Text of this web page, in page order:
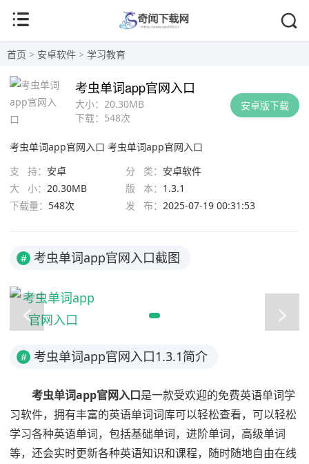
首页 > 安卓软件 > 学习教育
安卓版下载
大小： 20.30MB
下载： 548次
考虫单词app官网入口
考虫单词app官网入口 考虫单词app官网入口
支 持： 安卓 分 类： 安卓软件
大 小： 20.30MB 版 本： 1.3.1
下载量： 548次 发 布： 2025-07-19 00:31:53
# 考虫单词app官网入口截图
# 考虫单词app官网入口1.3.1简介
考虫单词app官网入口是一款受欢迎的免费英语单词学
习软件，拥有丰富的英语单词词库可以轻松查看，可以轻松
学习各种英语单词，包括基础单词，进阶单词，高级单词
等，还会实时更新各种英语知识和课程，随时随地自由在线